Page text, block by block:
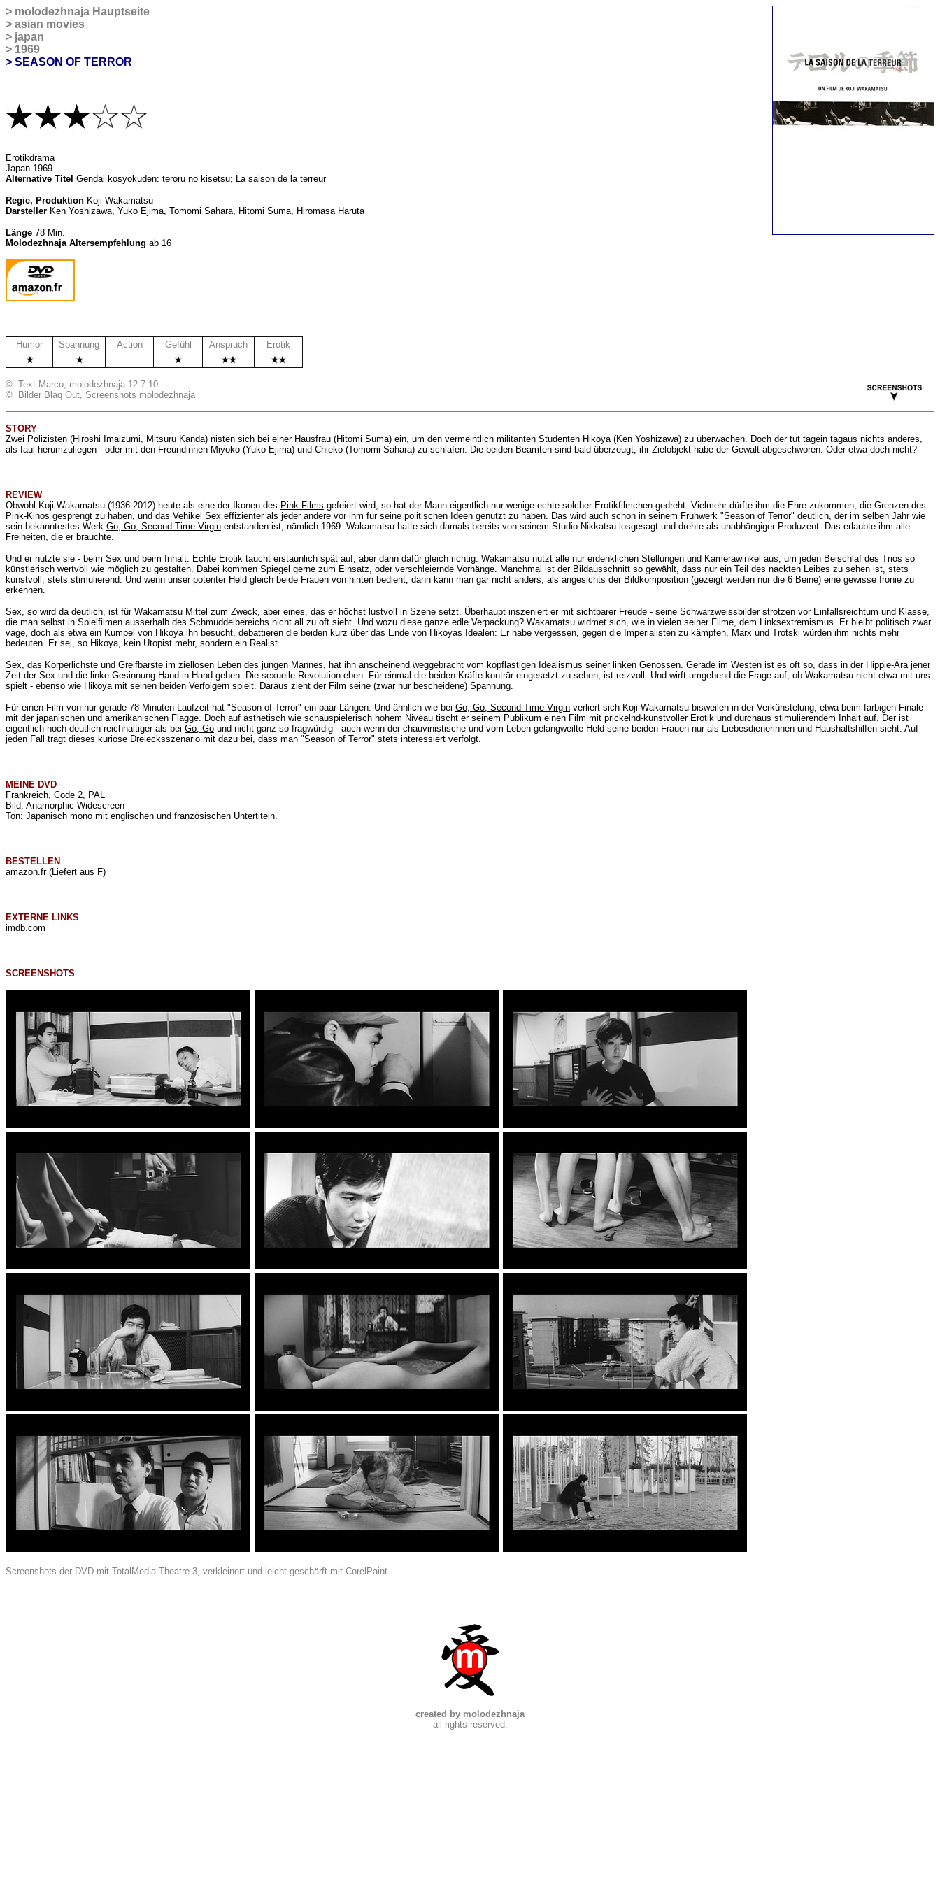
> molodezhnaja Hauptseite
> asian movies
> japan
> 1969
> SEASON OF TERROR
Erotikdrama
Japan 1969
Alternative Titel Gendai kosyokuden: teroru no kisetsu; La saison de la terreur
Regie, Produktion Koji Wakamatsu
Darsteller Ken Yoshizawa, Yuko Ejima, Tomomi Sahara, Hitomi Suma, Hiromasa Haruta
Länge 78 Min.
Molodezhnaja Altersempfehlung ab 16
Humor Spannung Action Gefühl Anspruch
Erotik
© Text Marco, molodezhnaja 12.7.10
© Bilder Blaq Out, Screenshots molodezhnaja
STORY
Zwei Polizisten (Hiroshi Imaizumi, Mitsuru Kanda) nisten sich bei einer Hausfrau (Hitomi Suma) ein, um den vermeintlich militanten Studenten Hikoya(Ken Yoshizawa) zu überwachen. Doch der tut tagein tagaus nichts anderes,
als faul herumzuliegen - oder mit den Freundinnen Miyoko (Yuko Ejima) und Chieko (Tomomi Sahara) zu schlafen. Die beiden Beamten sind bald überzeugt, ihr Zielobjekt habe der Gewalt abgeschworen. Oder etwa doch nicht?
REVIEW
Obwohl Koji Wakamatsu (1936-2012) heute als eine der Ikonen des Pink-Films gefeiert wird, so hat der Mann eigentlich nur wenige echte solcher Erotikfilmchen gedreht. Vielmehr dürfte ihm die Ehre zukommen, die Grenzen des
Pink-Kinos gesprengt zu haben, und das Vehikel Sex effizienter als jeder andere vor ihm für seine politischen Ideen genutzt zu haben. Das wird auch schon in seinem Frühwerk "Season of Terror" deutlich, der im selben Jahr wie
sein bekanntestes Werk Go, Go, Second Time Virgin entstanden ist, nämlich 1969. Wakamatsu hatte sich damals bereits von seinem Studio Nikkatsu losgesagt und drehte als unabhängiger Produzent. Das erlaubte ihm alle
Freiheiten, die er brauchte.
Und er nutzte sie - beim Sex und beim Inhalt. Echte Erotik taucht erstaunlich spät auf, aber dann dafür gleich richtig. Wakamatsu nutzt alle nur erdenklichen Stellungen und Kamerawinkel aus, um jeden Beischlaf des Trios so
künstlerisch wertvoll wie möglich zu gestalten. Dabei kommen Spiegel gerne zum Einsatz, oder verschleiernde Vorhänge. Manchmal ist der Bildausschnitt so gewählt, dass nur ein Teil des nackten Leibes zu sehen ist, stets
kunstvoll, stets stimulierend. Und wenn unser potenter Held gleich beide Frauen von hinten bedient, dann kann man gar nicht anders, als angesichts der Bildkomposition (gezeigt werden nur die 6 Beine) eine gewisse Ironie zu
erkennen.
Sex, so wird da deutlich, ist für Wakamatsu Mittel zum Zweck, aber eines, das er höchst lustvoll in Szene setzt. Überhaupt inszeniert er mit sichtbarer Freude - seine Schwarzweissbilder strotzen vor Einfallsreichtum und Klasse,
die man selbst in Spielfilmen ausserhalb des Schmuddelbereichs nicht all zu oft sieht. Und wozu diese ganze edle Verpackung? Wakamatsu widmet sich, wie in vielen seiner Filme, dem Linksextremismus. Er bleibt politisch zwar
vage, doch als etwa ein Kumpel von Hikoyaihn besucht, debattieren die beiden kurz über das Ende von Hikoyas Idealen: Er habe vergessen, gegen die Imperialisten zu kämpfen, Marx und Trotski würden ihm nichts mehr
bedeuten. Er sei, so Hikoya, kein Utopist mehr, sondern ein Realist.
Sex, das Körperlichste und Greifbarste im ziellosen Leben des jungen Mannes, hat ihn anscheinend weggebracht vom kopflastigen Idealismus seiner linken Genossen. Gerade im Westen ist es oft so, dass in der Hippie-Ära jener
Zeit der Sex und die linke Gesinnung Hand in Hand gehen. Die sexuelle Revolution eben. Für einmal die beiden Kräfte konträr eingesetzt zu sehen, ist reizvoll. Und wirft umgehend die Frage auf, ob Wakamatsu nicht etwa mit uns
spielt - ebenso wie Hikoyamit seinen beiden Verfolgern spielt. Daraus zieht der Film seine (zwar nur bescheidene) Spannung.
Für einen Film von nur gerade 78 Minuten Laufzeit hat "Season of Terror" ein paar Längen. Und ähnlich wie bei Go, Go, Second Time Virgin verliert sich Koji Wakamatsu bisweilen in der Verkünstelung, etwa beim farbigen Finale
mit der japanischen und amerikanischen Flagge. Doch auf ästhetisch wie schauspielerisch hohem Niveau tischt er seinem Publikum einen Film mit prickelnd-kunstvoller Erotik und durchaus stimulierendem Inhalt auf. Der ist
eigentlich noch deutlich reichhaltiger als bei Go, Go und nicht ganz so fragwürdig - auch wenn der chauvinistische und vom Leben gelangweilte Held seine beiden Frauen nur als Liebesdienerinnen und Haushaltshilfen sieht. Auf
jeden Fall trägt dieses kuriose Dreiecksszenario mit dazu bei, dass man "Season of Terror" stets interessiert verfolgt.
MEINE DVD
Frankreich, Code 2, PAL
Bild: Anamorphic Widescreen
Ton: Japanisch mono mit englischen und französischen Untertiteln.
BESTELLEN
amazon.fr(Liefert aus F)
EXTERNE LINKS
imdb.com
SCREENSHOTS
Screenshots der DVD mit TotalMedia Theatre 3, verkleinert und leicht geschärft mit CorelPaint
created by molodezhnaja
all rights reserved.